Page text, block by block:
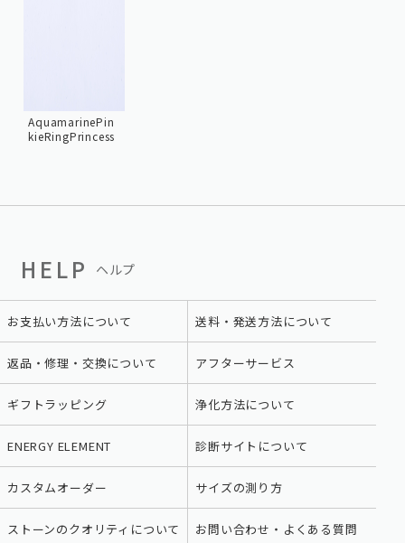
AquamarinePin
kieRingPrincess
HELP ヘルプ
お支払い方法について 送料・発送方法について
返品・修理・交換について アフターサービス
ギフトラッピング 浄化方法について
ENERGY ELEMENT 診断サイトについて
カスタムオーダー サイズの測り方
ストーンのクオリティについて お問い合わせ・よくある質問